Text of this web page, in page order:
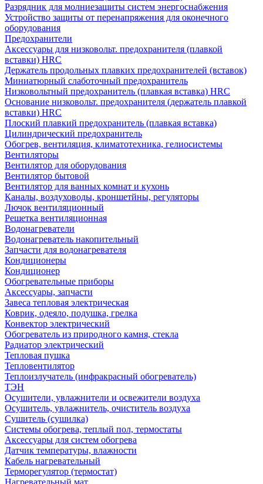
Разрядник для молниезащиты систем энергоснабжения
Устройство защиты от перенапряжения для оконечного
оборудования
Предохранители
Аксессуары для низковольт. предохранителя (плавкой
вставки) HRC
Держатель продольных плавких предохранителей (вставок)
Миниатюрный слаботочный предохранитель
Низковольтный предохранитель (плавкая вставка) HRC
Основание низковольт. предохранителя (держатель плавкой
вставки) HRC
Плоский плавкий предохранитель (плавкая вставка)
Цилиндрический предохранитель
Обогрев, вентиляция, климатотехника, гелиосистемы
Вентиляторы
Вентилятор для оборудования
Вентилятор бытовой
Вентилятор для ванных комнат и кухонь
Каналы, воздуховоды, кроншетйны, регуляторы
Лючок вентиляционный
Решетка вентиляционная
Водонагреватели
Водонагреватель накопительный
Запчасти для водонагревателя
Кондиционеры
Кондиционер
Обогревательные приборы
Аксессуары, запчасти
Завеса тепловая электрическая
Коврик, одеяло, подушка, грелка
Конвектор электрический
Обогреватель из природного камня, стекла
Радиатор электрический
Тепловая пушка
Тепловентилятор
Теплоизлучатель (инфракрасный обогреватель)
ТЭН
Осушители, увлажнители и освежители воздуха
Осушитель, увлажнитель, очиститель воздуха
Сушитель (сушилка)
Системы обогрева, теплый пол, термостаты
Аксессуары для систем обогрева
Датчик температуры, влажности
Кабель нагревательный
Терморегулятор (термостат)
Нагревательный мат